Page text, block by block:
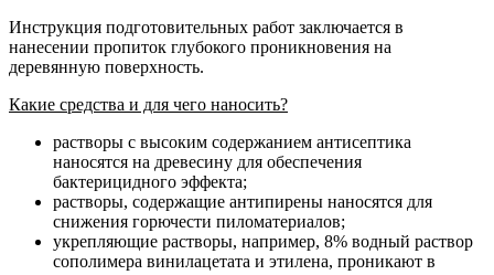
Инструкция подготовительных работ заключается в
нанесении пропиток глубокого проникновения на
деревянную поверхность.
Какие средства и для чего наносить?
растворы с высоким содержанием антисептика
наносятся на древесину для обеспечения
бактерицидного эффекта;
растворы, содержащие антипирены наносятся для
снижения горючести пиломатериалов;
укрепляющие растворы, например, 8% водный раствор
сополимера винилацетата и этилена, проникают в